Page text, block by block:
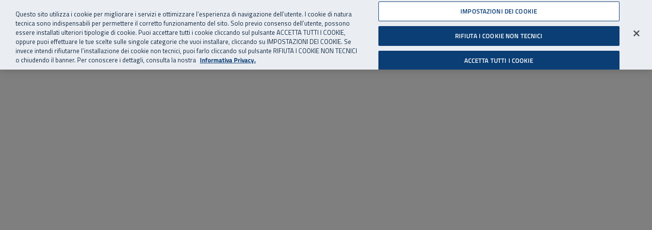
Vai al menu principale
Vai al contenuto principale
Vai al Footer 06 45539607
SuperAbile - il Contact Center Inail per il mondo della disabilità
Home Chi siamo Storie, news ed eventi Risorse utili Supporto Accessibilità
Cerca
Accedi all'area riservata
Questo sito utilizza i cookie per migliorare i servizi e ottimizzare l’esperienza di navigazione dell’utente. I cookie di natura
tecnica sono indispensabili per permettere il corretto funzionamento del sito. Solo previo consenso dell’utente, possono
essere installati ulteriori tipologie di cookie. Puoi accettare tutti i cookie cliccando sul pulsante ACCETTA TUTTI I COOKIE,
oppure puoi effettuare le tue scelte sulle singole categorie che vuoi installare, cliccando su IMPOSTAZIONI DEI COOKIE. Se
invece intendi rifiutarne l’installazione dei cookie non tecnici, puoi farlo cliccando sul pulsante RIFIUTA I COOKIE NON TECNICI
o chiudendo il banner. Per conoscere i dettagli, consulta la nostra Informativa Privacy.
IMPOSTAZIONI DEI COOKIE
RIFIUTA I COOKIE NON TECNICI
ACCETTA TUTTI I COOKIE